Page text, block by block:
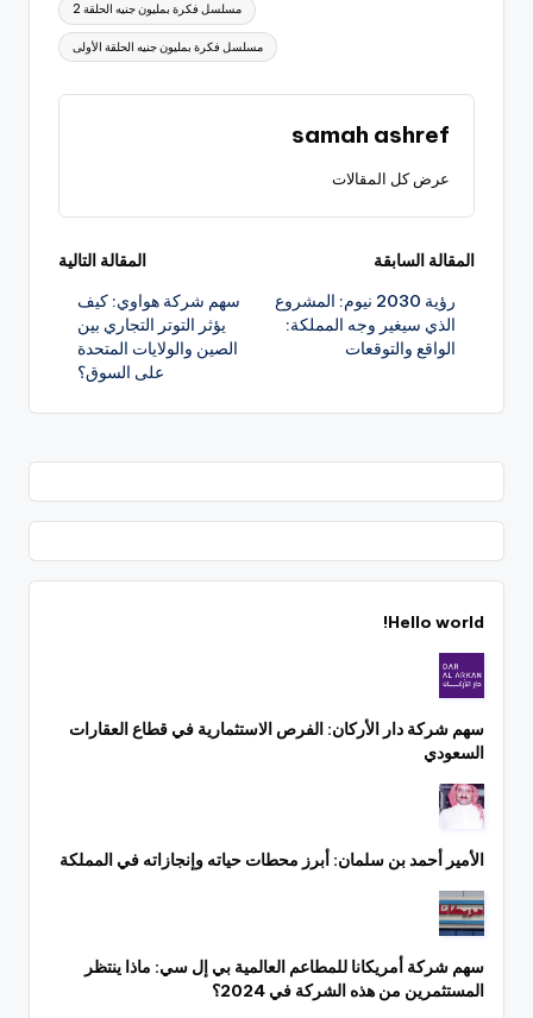
مسلسل فكرة بمليون جنيه الحلقة 2
مسلسل فكرة بمليون جنيه الحلقة الأولى
samah ashref
عرض كل المقالات
تصفّح
المقالات
المقالة السابقة
رؤية 2030 نيوم: المشروع
الذي سيغير وجه المملكة:
الواقع والتوقعات
المقالة التالية
سهم شركة هواوي: كيف
يؤثر التوتر التجاري بين
الصين والولايات المتحدة
على السوق؟
Hello world!
سهم شركة دار الأركان: الفرص الاستثمارية في قطاع العقارات
السعودي
الأمير أحمد بن سلمان: أبرز محطات حياته وإنجازاته في المملكة
سهم شركة أمريكانا للمطاعم العالمية بي إل سي: ماذا ينتظر
المستثمرين من هذه الشركة في 2024؟